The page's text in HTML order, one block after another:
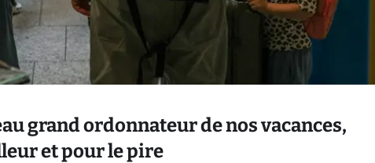
grand ordonnateur de nos vacances,
et pour le pire